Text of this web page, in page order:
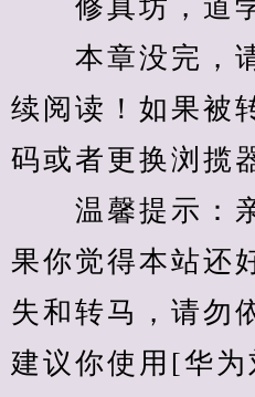
修真坊，道学
本章没完，
续阅读！如果被
码或者更换浏揽
温馨提示：亲
果你觉得本站还
失和转马，请勿
建议你使用[华